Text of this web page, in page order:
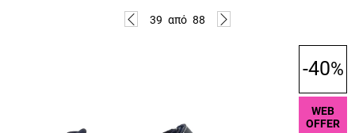
39 από 88
-40%
WEB
OFFER